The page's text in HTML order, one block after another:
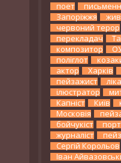
поет
Запоріжжя
червоний терор
перекладач
композитор
поліглот
актор
Харків
пейзажист
ілюстратор
Капніст
Київ
Московія
бойчукіст
журналіст
Сергій Корольов
Іван